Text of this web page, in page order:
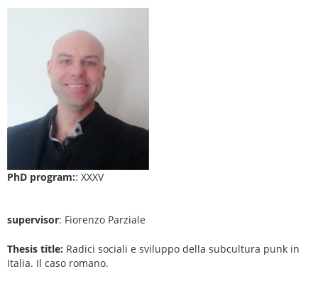
PhD program:: XXXV
supervisor: Fiorenzo Parziale
Thesis title: Radici sociali e sviluppo della subcultura punk in
Italia. Il caso romano.